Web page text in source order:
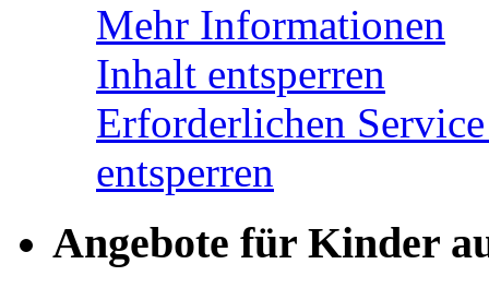
Mehr Informationen
Inhalt entsperren
Erforderlichen
entsperren
Angebote für Kinder